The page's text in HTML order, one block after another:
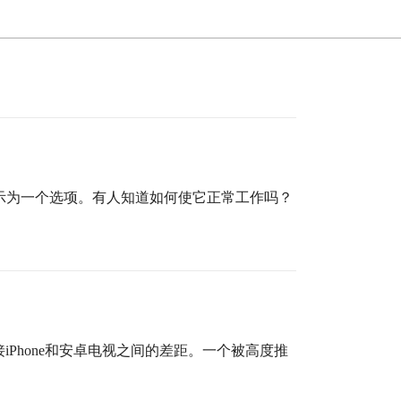
一个选项。有人知道如何使它正常工作吗？
和安卓电视之间的差距。一个被高度推